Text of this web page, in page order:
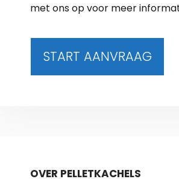
met ons op voor meer
START AANVRAAG
OVER PELLETKACHELS